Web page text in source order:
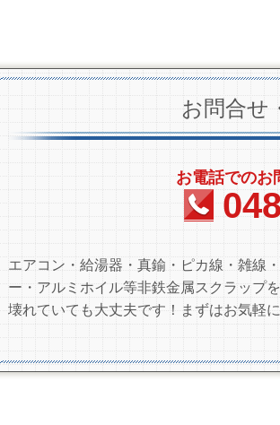
お問合せ
お電話でのお
エアコン・給湯器・真鍮・ピカ線・雑線
ー・アルミホイル等非鉄金属スクラップを
壊れていても大丈夫です！まずはお気軽